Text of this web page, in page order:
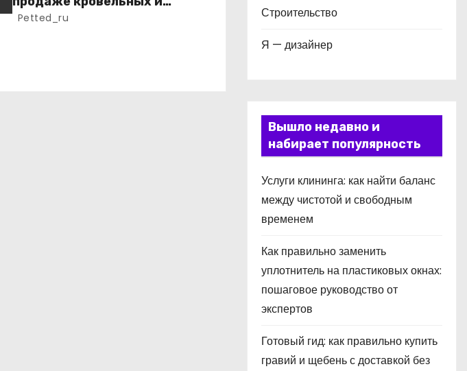
фасадных материалов
Petted_ru Строительство
Я — дизайнер
Вышло недавно и
набирает популярность
Услуги клининга: как найти баланс
между чистотой и свободным
временем
Как правильно заменить
уплотнитель на пластиковых окнах:
пошаговое руководство от
экспертов
Готовый гид: как правильно купить
гравий и щебень с доставкой без